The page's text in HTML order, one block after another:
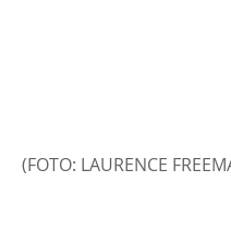
(FOTO: LAURENCE